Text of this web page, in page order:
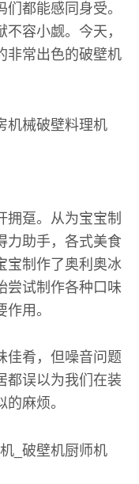
都能感同身受。
容小觑。今天，
非常出色的破壁机
拥趸。从为宝宝制
力助手，各式美食
宝制作了奥利奥冰
尝试制作各种口味
用。
佳肴，但噪音问题
都误以为我们在装
麻烦。